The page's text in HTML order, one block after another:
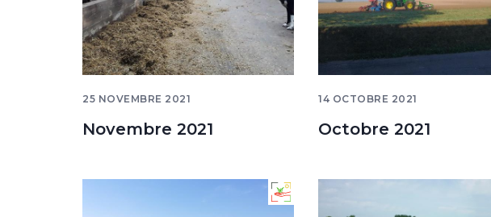
25 NOVEMBRE 2021
Novembre 2021
14 OCTOBRE 2021
Octobre 2021